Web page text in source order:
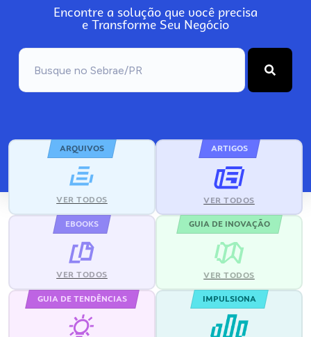
Encontre a solução que você precisa
e Transforme Seu Negócio
ARQUIVOS
VER TODOS
ARTIGOS
VER TODOS
EBOOKS
VER TODOS
GUIA DE INOVAÇÃO
VER TODOS
GUIA DE TENDÊNCIAS IMPULSIONA